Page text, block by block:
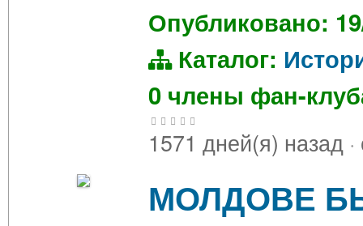
Опубликовано:
Каталог:
0 члены фан-
1571 дней(я) назад ·
МОЛДОВЕ